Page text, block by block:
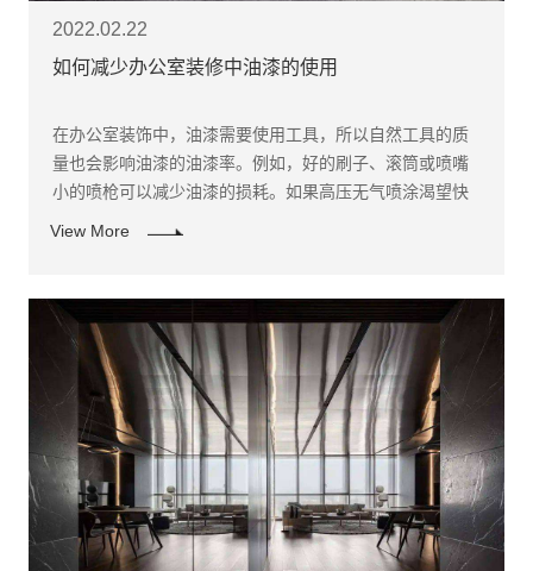
2022.02.22
如何减少办公室装修中油漆的使用
在办公室装饰中，油漆需要使用工具，所以自然工具的质
量也会影响油漆的油漆率。例如，好的刷子、滚筒或喷嘴
小的喷枪可以减少油漆的损耗。如果高压无气喷涂渴望快
View More